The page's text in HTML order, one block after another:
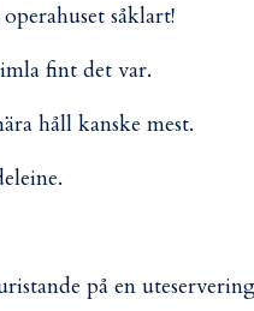
såklart!
fint det var.
håll kanske mest.
på en